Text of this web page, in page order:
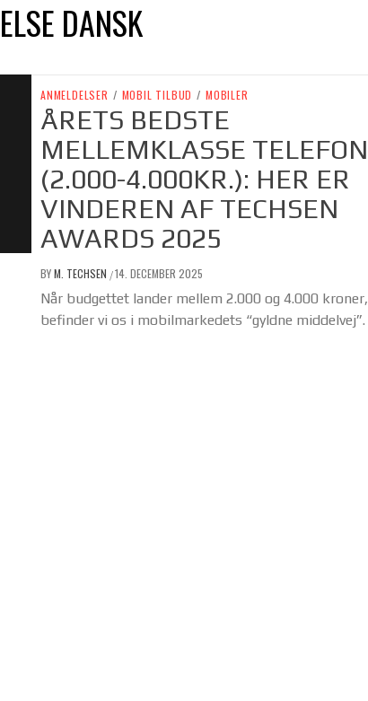
DANSK
ANMELDELSER / MOBIL TILBUD / MOBILER
ÅRETS BEDSTE
MELLEMKLASSE TELEFON
(2.000-4.000KR.): HER ER
VINDEREN AF TECHSEN
AWARDS 2025
BYM. TECHSEN /14. DECEMBER 2025
Når budgettet lander mellem 2.000 og 4.000 kroner,
befinder vi os i mobilmarkedets “gyldne middelvej”.